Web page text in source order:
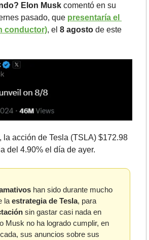
Elon Musk comentó en su
pasado, que presentaría el
conductor), el 8 agosto de este
la acción de Tesla (TSLA) $172.98
del 4.90% el día de ayer.
han sido durante mucho
la estrategia de Tesla
sin gastar casi nada en
Musk no ha logrado cumplir, en